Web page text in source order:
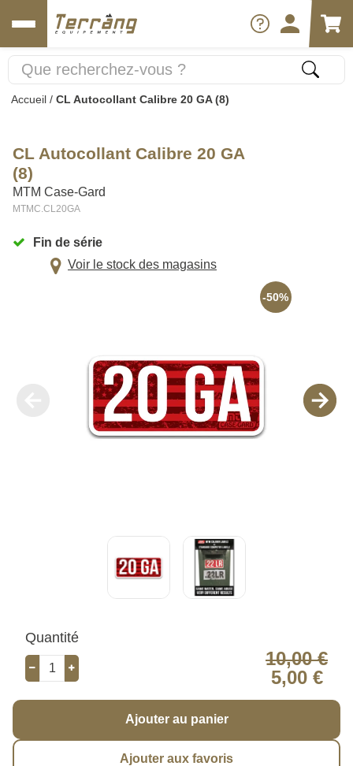
Accueil / CL Autocollant Calibre 20 GA (8)
CL Autocollant Calibre 20 GA
(8)
MTM Case-Gard
MTMC.CL20GA
Fin de série
Voir le stock des magasins
-50%
Quantité
10,00 €
5,00 €
Ajouter au panier
Ajouter aux favoris